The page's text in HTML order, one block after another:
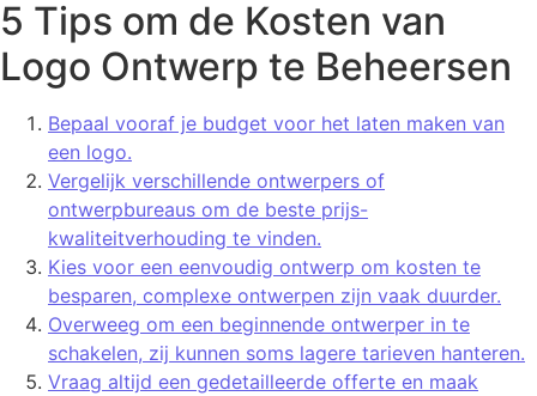
5 Tips om de Kosten van
Logo Ontwerp te Beheersen
Bepaal vooraf je budget voor het laten maken van
een logo.
Vergelijk verschillende ontwerpers of
ontwerpbureaus om de beste prijs-
kwaliteitverhouding te vinden.
Kies voor een eenvoudig ontwerp om kosten te
besparen, complexe ontwerpen zijn vaak duurder.
Overweeg om een beginnende ontwerper in te
schakelen, zij kunnen soms lagere tarieven hanteren.
Vraag altijd een gedetailleerde offerte en maak